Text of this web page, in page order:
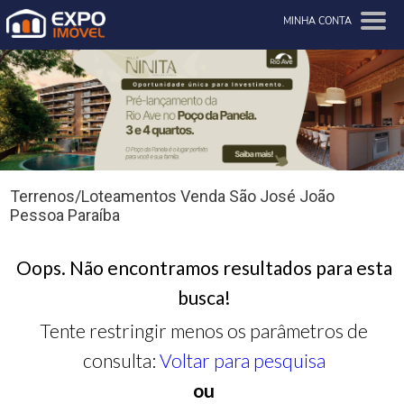
MINHA CONTA
Terrenos/Loteamentos Venda São José João
Pessoa Paraíba
Oops. Não encontramos resultados para esta
busca!
Tente restringir menos os parâmetros de
consulta: Voltar para pesquisa
ou